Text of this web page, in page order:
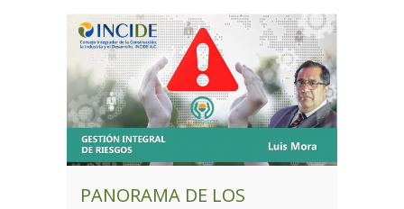
PANORAMA DE LOS